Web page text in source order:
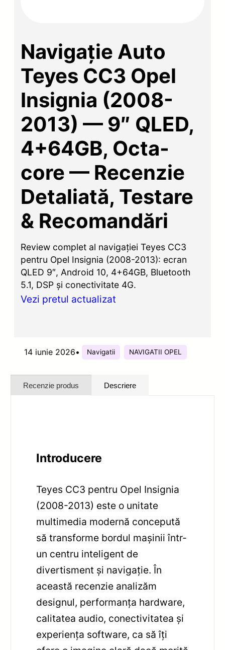
Navigație Auto
Teyes CC3 Opel
Insignia (2008-
2013) — 9″ QLED,
4+64GB, Octa-
core — Recenzie
Detaliată, Testare
& Recomandări
Review complet al navigației Teyes CC3
pentru Opel Insignia (2008-2013): ecran
QLED 9″, Android 10, 4+64GB, Bluetooth
5.1, DSP și conectivitate 4G.
Vezi pretul actualizat
14 iunie 2026• Navigatii NAVIGATII OPEL
Recenzie produs Descriere
Introducere
Teyes CC3 pentru Opel Insignia
(2008-2013) este o unitate
multimedia modernă concepută
să transforme bordul mașinii într-
un centru inteligent de
divertisment și navigație. În
această recenzie analizăm
designul, performanța hardware,
calitatea audio, conectivitatea și
experiența software, ca să îți